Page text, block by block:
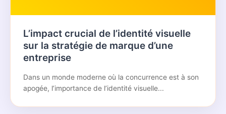
L’impact crucial de l’identité visuelle
sur la stratégie de marque d’une
entreprise
Dans un monde moderne où la concurrence est à son
apogée, l’importance de l’identité visuelle...